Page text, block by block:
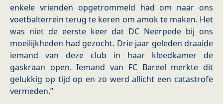
enkele vrienden opgetrommeld had om naar ons
voetbalterrein terug te keren om amok te maken. Het
was niet de eerste keer dat DC Neerpede bij ons
moeilijkheden had gezocht. Drie jaar geleden draaide
iemand van deze club in haar kleedkamer de
gaskraan open. Iemand van FC Bareel merkte dit
gelukkig op tijd op en zo werd allicht een catastrofe
vermeden.”